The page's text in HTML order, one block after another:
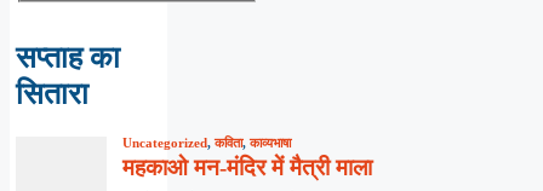
सप्ताह का
सितारा
Uncategorized,कविता,काव्यभाषा
महकाओ मन-मंदिर में मैत्री माला